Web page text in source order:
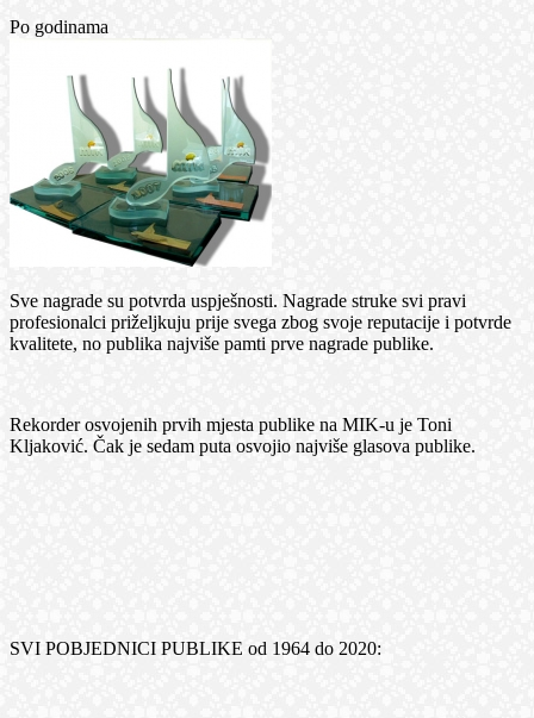
Po godinama
Sve nagrade su potvrda uspješnosti. Nagrade struke svi pravi
profesionalci priželjkuju prije svega zbog svoje reputacije i potvrde
kvalitete, no publika najviše pamti prve nagrade publike.
Rekorder osvojenih prvih mjesta publike na MIK-u je Toni
Kljaković. Čak je sedam puta osvojio najviše glasova publike.
SVI POBJEDNICI PUBLIKE od 1964 do 2020: